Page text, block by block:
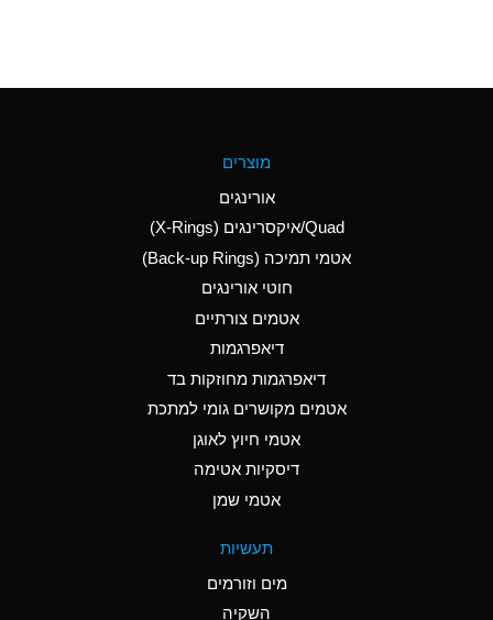
Aluminum Nitrate
(Aqueous)
Aluminum Phosphate
Ammonia Anhydrous
D
Ammonia Gas (cold)
D
Ammonia Gas (hot)
מוצרים
אורינגים
Quad/איקסרינגים (X-Rings)
אטמי תמיכה (Back-up Rings)
חוטי אורינגים
אטמים צורתיים
דיאפרגמות
דיאפרגמות מחוזקות בד
אטמים מקושרים גומי למתכת
אטמי חיוץ לאוגן
דיסקיות אטימה
אטמי שמן
תעשיות
מים וזורמים
השקיה